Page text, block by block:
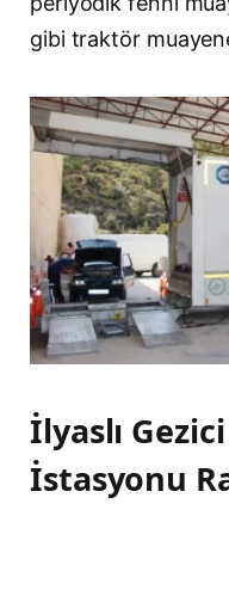
gibi traktör
İlyaslı
İstasyonu